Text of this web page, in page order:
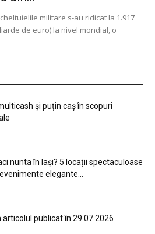
militare s-au ridicat la 1.917
de euro) la nivel mondial, o
și puțin caș în scopuri
nunta în Iași? 5 locații spectaculoase
elegante...
articolul publicat în 29.07.2026